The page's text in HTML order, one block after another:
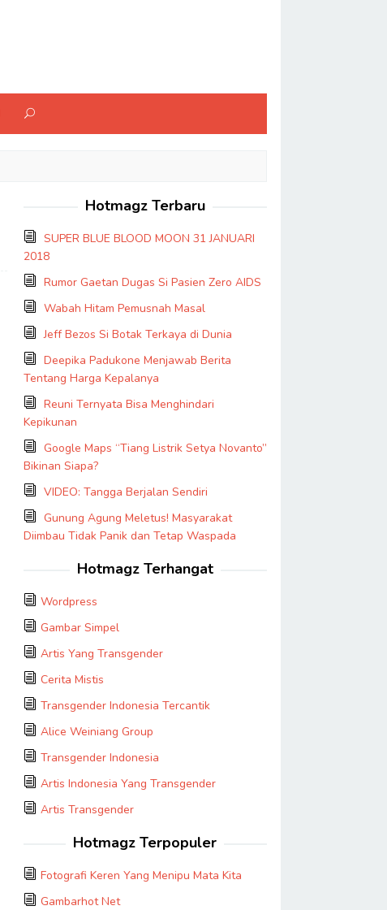
Hotmagz Terbaru
SUPER BLUE BLOOD MOON 31 JANUARI
2018
Rumor Gaetan Dugas Si Pasien Zero AIDS
Wabah Hitam Pemusnah Masal
Jeff Bezos Si Botak Terkaya di Dunia
Deepika Padukone Menjawab Berita
Tentang Harga Kepalanya
Reuni Ternyata Bisa Menghindari
Kepikunan
Google Maps “Tiang Listrik Setya Novanto”
Bikinan Siapa?
VIDEO: Tangga Berjalan Sendiri
Gunung Agung Meletus! Masyarakat
Diimbau Tidak Panik dan Tetap Waspada
Hotmagz Terhangat
Wordpress
Gambar Simpel
Artis Yang Transgender
Cerita Mistis
Transgender Indonesia Tercantik
Alice Weiniang Group
Transgender Indonesia
Artis Indonesia Yang Transgender
Artis Transgender
Hotmagz Terpopuler
Fotografi Keren Yang Menipu Mata Kita
Gambarhot Net